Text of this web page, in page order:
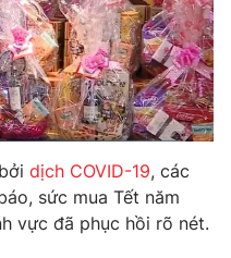
video
Thể thao
động sản
dịch COVID-19, các
sức mua Tết năm
vực đã phục hồi rõ nét.